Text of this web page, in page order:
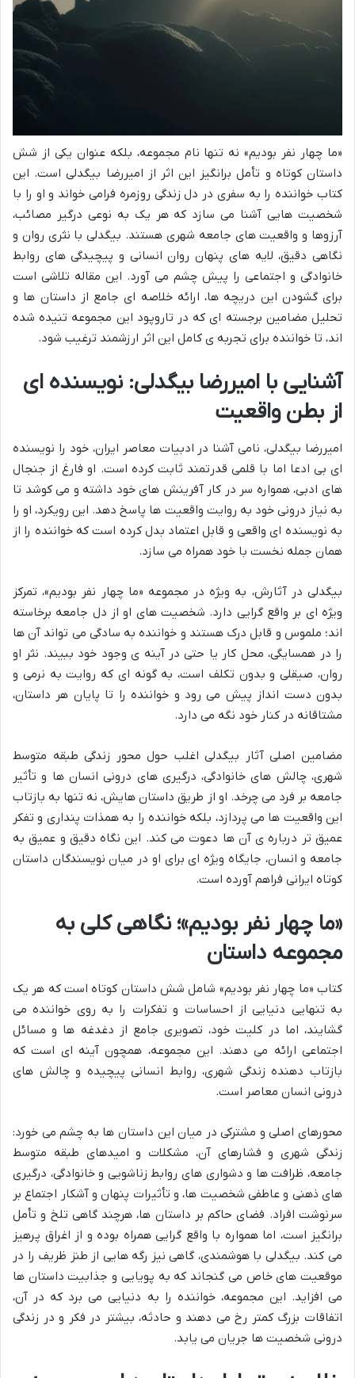
«ما چهار نفر بودیم» نه تنها نام مجموعه، بلکه عنوان یکی از شش
داستان کوتاه و تأمل برانگیز این اثر از امیررضا بیگدلی است. این
کتاب خواننده را به سفری در دل زندگی روزمره فرامی خواند و او را با
شخصیت هایی آشنا می سازد که هر یک به نوعی درگیر مصائب،
آرزوها و واقعیت های جامعه شهری هستند. بیگدلی با نثری روان و
نگاهی دقیق، لایه های پنهان روان انسانی و پیچیدگی های روابط
خانوادگی و اجتماعی را پیش چشم می آورد. این مقاله تلاشی است
برای گشودن این دریچه ها، ارائه خلاصه ای جامع از داستان ها و
تحلیل مضامین برجسته ای که در تاروپود این مجموعه تنیده شده
اند، تا خواننده برای تجربه ی کامل این اثر ارزشمند ترغیب شود.
آشنایی با امیررضا بیگدلی: نویسنده ای
از بطن واقعیت
امیررضا بیگدلی، نامی آشنا در ادبیات معاصر ایران، خود را نویسنده
ای بی ادعا اما با قلمی قدرتمند ثابت کرده است. او فارغ از جنجال
های ادبی، همواره سر در کار آفرینش های خود داشته و می کوشد تا
به نیاز درونی خود به روایت واقعیت ها پاسخ دهد. این رویکرد، او را
به نویسنده ای واقعی و قابل اعتماد بدل کرده است که خواننده را از
همان جمله نخست با خود همراه می سازد.
بیگدلی در آثارش، به ویژه در مجموعه «ما چهار نفر بودیم»، تمرکز
ویژه ای بر واقع گرایی دارد. شخصیت های او از دل جامعه برخاسته
اند؛ ملموس و قابل درک هستند و خواننده به سادگی می تواند آن ها
را در همسایگی، محل کار یا حتی در آینه ی وجود خود ببیند. نثر او
روان، صیقلی و بدون تکلف است، به گونه ای که روایت به نرمی و
بدون دست انداز پیش می رود و خواننده را تا پایان هر داستان،
مشتاقانه در کنار خود نگه می دارد.
مضامین اصلی آثار بیگدلی اغلب حول محور زندگی طبقه متوسط
شهری، چالش های خانوادگی، درگیری های درونی انسان ها و تأثیر
جامعه بر فرد می چرخد. او از طریق داستان هایش، نه تنها به بازتاب
این واقعیت ها می پردازد، بلکه خواننده را به همذات پنداری و تفکر
عمیق تر درباره ی آن ها دعوت می کند. این نگاه دقیق و عمیق به
جامعه و انسان، جایگاه ویژه ای برای او در میان نویسندگان داستان
کوتاه ایرانی فراهم آورده است.
«ما چهار نفر بودیم»؛ نگاهی کلی به
مجموعه داستان
کتاب «ما چهار نفر بودیم» شامل شش داستان کوتاه است که هر یک
به تنهایی دنیایی از احساسات و تفکرات را به روی خواننده می
گشایند، اما در کلیت خود، تصویری جامع از دغدغه ها و مسائل
اجتماعی ارائه می دهند. این مجموعه، همچون آینه ای است که
بازتاب دهنده زندگی شهری، روابط انسانی پیچیده و چالش های
درونی انسان معاصر است.
محورهای اصلی و مشترکی در میان این داستان ها به چشم می خورد:
زندگی شهری و فشارهای آن، مشکلات و امیدهای طبقه متوسط
جامعه، ظرافت ها و دشواری های روابط زناشویی و خانوادگی، درگیری
های ذهنی و عاطفی شخصیت ها، و تأثیرات پنهان و آشکار اجتماع بر
سرنوشت افراد. فضای حاکم بر داستان ها، هرچند گاهی تلخ و تأمل
برانگیز است، اما همواره با واقع گرایی همراه بوده و از اغراق پرهیز
می کند. بیگدلی با هوشمندی، گاهی نیز رگه هایی از طنز ظریف را در
موقعیت های خاص می گنجاند که به پویایی و جذابیت داستان ها
می افزاید. این مجموعه، خواننده را به دنیایی می برد که در آن،
اتفاقات بزرگ کمتر رخ می دهند و حادثه، بیشتر در فکر و در زندگی
درونی شخصیت ها جریان می یابد.